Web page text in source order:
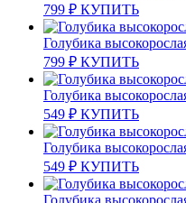
799 ₽ КУПИТЬ
Голубика
799 ₽ КУПИТЬ
Голубика
549 ₽ КУПИТЬ
Голубика
549 ₽ КУПИТЬ